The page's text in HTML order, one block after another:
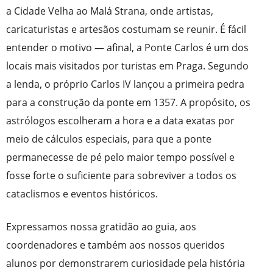
a Cidade Velha ao Malá Strana, onde artistas,
caricaturistas e artesãos costumam se reunir. É fácil
entender o motivo — afinal, a Ponte Carlos é um dos
locais mais visitados por turistas em Praga. Segundo
a lenda, o próprio Carlos IV lançou a primeira pedra
para a construção da ponte em 1357. A propósito, os
astrólogos escolheram a hora e a data exatas por
meio de cálculos especiais, para que a ponte
permanecesse de pé pelo maior tempo possível e
fosse forte o suficiente para sobreviver a todos os
cataclismos e eventos históricos.
Expressamos nossa gratidão ao guia, aos
coordenadores e também aos nossos queridos
alunos por demonstrarem curiosidade pela história